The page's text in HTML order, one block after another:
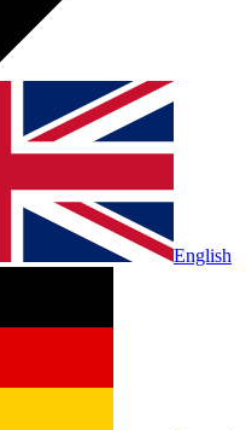
English